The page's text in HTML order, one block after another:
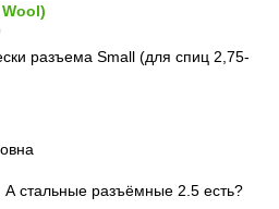
разъема Small (для спиц 2,75-
А стальные разъёмные 2.5 есть?